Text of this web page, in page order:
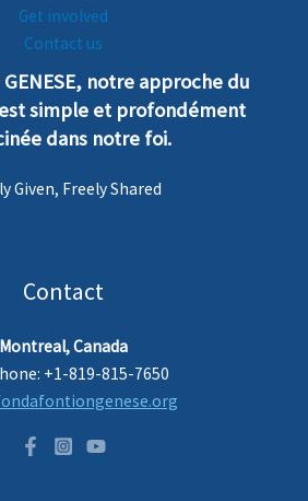
Get involved
Contact us
notre approche du
simple et profondément
dans notre foi.
Given, Freely Shared
Contact
Montreal, Canada
+1-819-815-7650